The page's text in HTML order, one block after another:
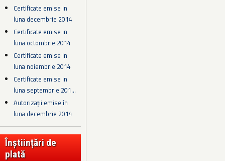
Certificate emise in
luna decembrie 2014
Certificate emise in
luna octombrie 2014
Certificate emise in
luna noiembrie 2014
Certificate emise in
luna septembrie 201...
Autorizații emise în
luna decembrie 2014
Înștiințări de
plată